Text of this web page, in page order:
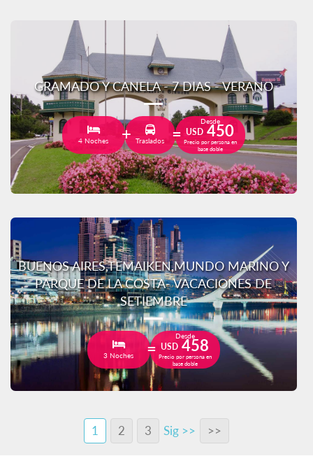
GRAMADO Y CANELA - 7 DIAS - VERANO
4 Noches Traslados
Desde
USD 450
Precio por persona en
base doble
BUENOS AIRES,TEMAIKEN,MUNDO MARINO Y
PARQUE DE LA COSTA- VACACIONES DE
SETIEMBRE
3 Noches
Desde
USD 458
Precio por persona en
base doble
1 2 3 Sig >> >>